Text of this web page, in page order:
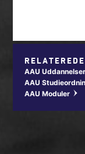
AAU Uddannelser
AAU
AAU Moduler w